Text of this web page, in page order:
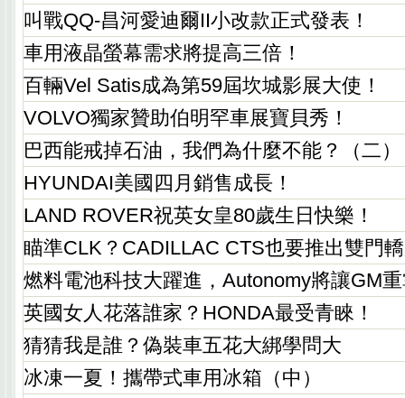
叫戰QQ-昌河愛迪爾II小改款正式發表！
車用液晶螢幕需求將提高三倍！
百輛Vel Satis成為第59屆坎城影展大使！
VOLVO獨家贊助伯明罕車展寶貝秀！
巴西能戒掉石油，我們為什麼不能？（二）
HYUNDAI美國四月銷售成長！
LAND ROVER祝英女皇80歲生日快樂！
瞄準CLK？CADILLAC CTS也要推出雙門
燃料電池科技大躍進，Autonomy將讓GM
英國女人花落誰家？HONDA最受青睞！
猜猜我是誰？偽裝車五花大綁學問大
冰凍一夏！攜帶式車用冰箱（中）